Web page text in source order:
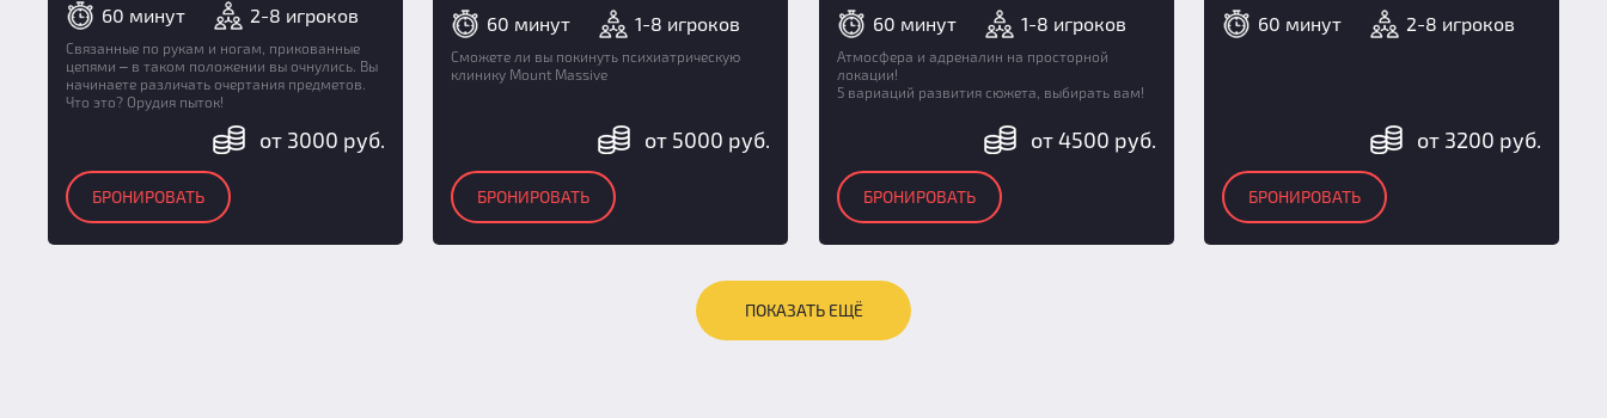
60 минут 2-8 игроков
Связанные по рукам и ногам, прикованные
цепями ‒ в таком положении вы очнулись. Вы
начинаете различать очертания предметов.
Что это? Орудия пыток!
от 3000 руб.
БРОНИРОВАТЬ
60 минут 1-8 игроков
Сможете ли вы покинуть психиатрическую
клинику Mount Massive
от 5000 руб.
БРОНИРОВАТЬ
60 минут 1-8 игроков
Атмосфера и адреналин на просторной
локации!
5 вариаций развития сюжета, выбирать вам!
от 4500 руб.
БРОНИРОВАТЬ
60 минут 2-8 игроков
от 3200 руб.
БРОНИРОВАТЬ
ПОКАЗАТЬ ЕЩЁ